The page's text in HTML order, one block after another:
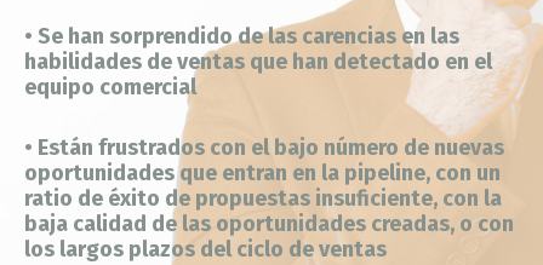
• Se han sorprendido de las carencias en las
habilidades de ventas que han detectado en el
equipo comercial
• Están frustrados con el bajo número de nuevas
oportunidades que entran en la pipeline, con un
ratio de éxito de propuestas insuficiente, con la
baja calidad de las oportunidades creadas, o con
los largos plazos del ciclo de ventas